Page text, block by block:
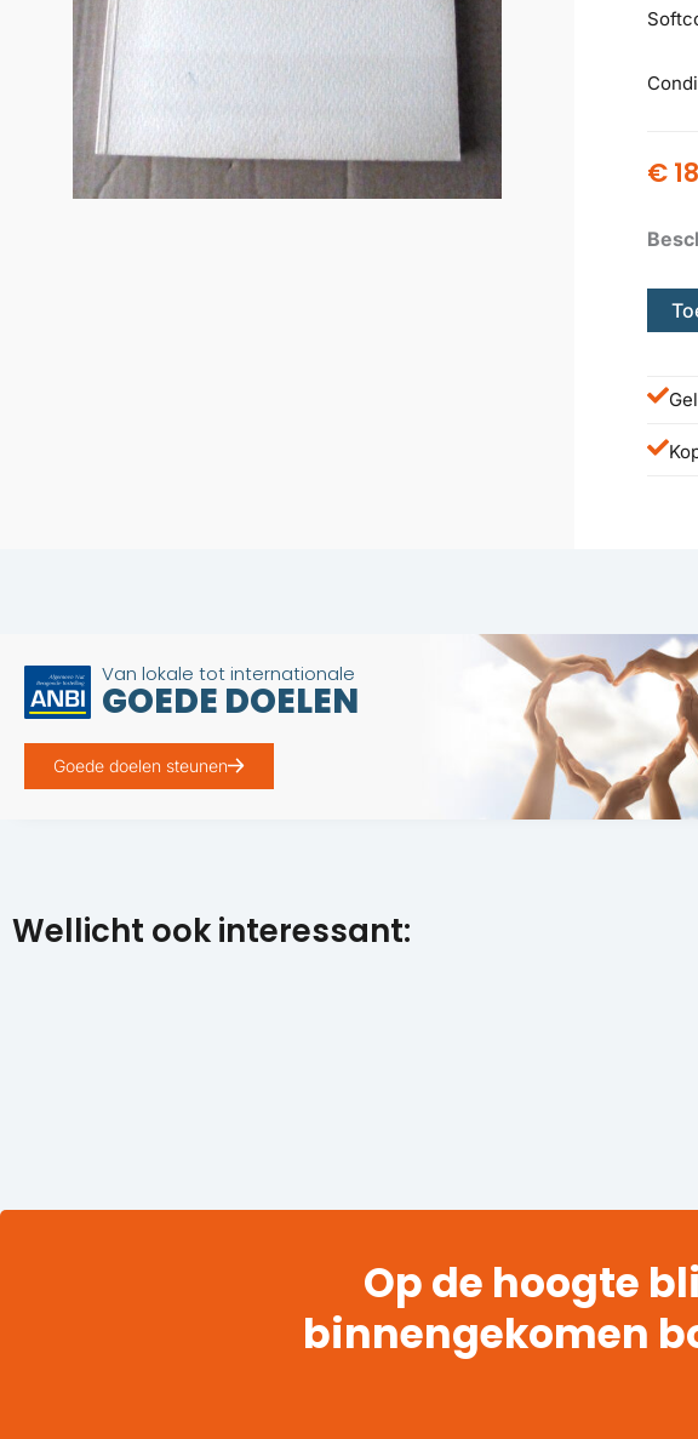
€
Van lokale tot internationale
GOEDE DOELEN
Goede doelen steunen
Wellicht ook interessant:
Op de hoogte
binnengekomen